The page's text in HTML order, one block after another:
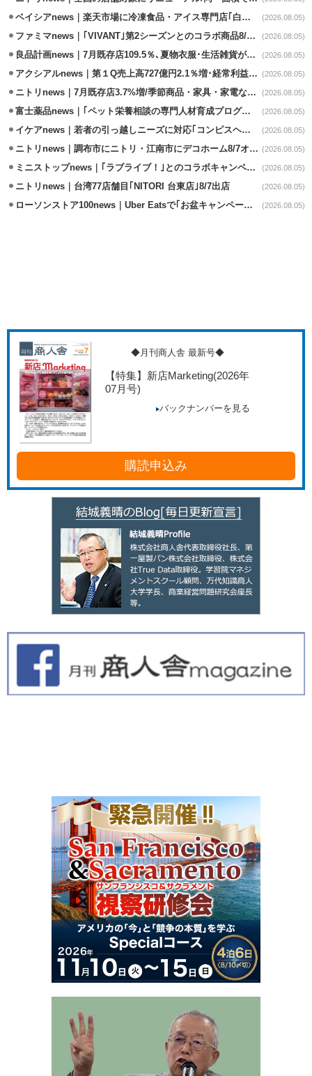
ベイシアnews｜楽天市場に冷凍食品・アイス専門店｢白くま屋｣オープン (2026.08.05)
ファミマnews｜｢VIVANT｣第2シーズンとのコラボ商品8/7発売 (2026.08.05)
良品計画news｜7月既存店109.5％､夏物衣服･生活雑貨が好調 (2026.08.05)
アクシアルnews｜第１Q売上高727億円2.1％増･経常利益6.6％減 (2026.08.05)
ニトリnews｜7月既存店3.7%増/季節商品・家具・家電など好調 (2026.08.05)
富士薬品news｜｢ペット栄養相談の専門人材育成プログラム｣7月から開始 (2026.08.05)
イケアnews｜若者の引っ越しニーズに対応｢コンピスヘング｣コレクション発売 (2026.08.05)
ニトリnews｜調布市にニトリ・江南市にデコホーム8/7オープン (2026.08.05)
ミニストップnews｜｢ラブライブ！｣とのコラボキャンペーン8/5から開催 (2026.08.05)
ニトリnews｜台湾77店舗目｢NITORI 台東店｣8/7出店 (2026.08.05)
ローソンストア100news｜Uber Eatsで｢お盆キャンペーン｣8/3～8/16開催 (2026.08.05)
◆月刊商人舎 最新号◆
【特集】新店Marketing(2026年
07月号)
バックナンバーを見る
購読申込み